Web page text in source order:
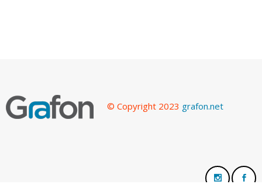
© Copyright 2023 grafon.net